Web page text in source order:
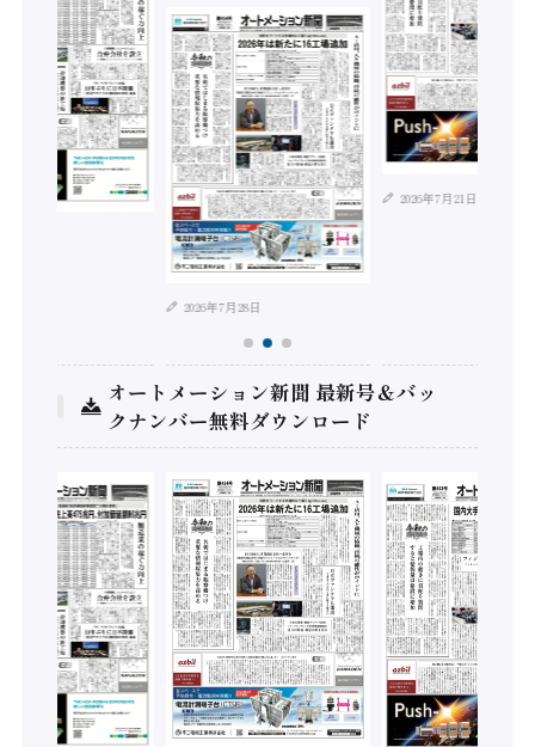
2026年7月28日
2026年7月21日
オートメーション新聞 最新号＆バッ
クナンバー無料ダウンロード